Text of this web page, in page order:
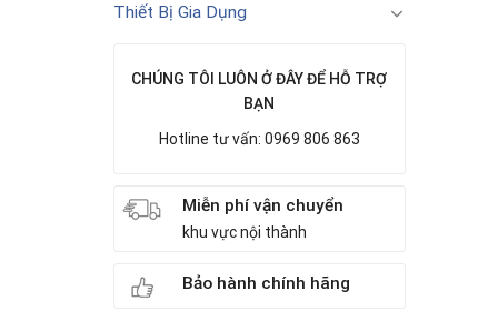
Thiết Bị Gia Dụng
CHÚNG TÔI LUÔN Ở ĐÂY ĐỂ HỖ TRỢ
BẠN
Hotline tư vấn: 0969 806 863
Miễn phí vận chuyển
khu vực nội thành
Bảo hành chính hãng